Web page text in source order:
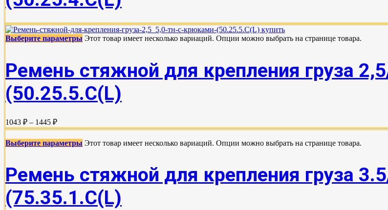
Выберите параметры Этот товар имеет несколько вариаций. Опции можно выбрать на странице товара.
Ремень стяжной для крепления груза
(50.25.5.C(L)
1043 ₽ – 1445 ₽
Выберите параметры Этот товар имеет несколько вариаций. Опции можно выбрать на странице товара.
Ремень стяжной для крепления груза
(75.35.1.C(L)